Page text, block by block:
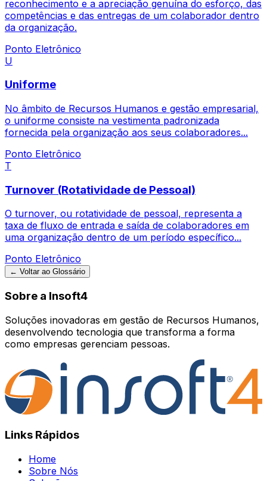
reconhecimento e a apreciação genuína do esforço, das
competências e das entregas de um colaborador dentro
da organização.
Ponto Eletrônico
U
Uniforme
No âmbito de Recursos Humanos e gestão empresarial,
o uniforme consiste na vestimenta padronizada
fornecida pela organização aos seus colaboradores...
Ponto Eletrônico
T
Turnover (Rotatividade de Pessoal)
O turnover, ou rotatividade de pessoal, representa a
taxa de fluxo de entrada e saída de colaboradores em
uma organização dentro de um período específico...
Ponto Eletrônico
← Voltar ao Glossário
Sobre a Insoft4
Soluções inovadoras em gestão de Recursos Humanos,
desenvolvendo tecnologia que transforma a forma
como empresas gerenciam pessoas.
Links Rápidos
Home
Sobre Nós